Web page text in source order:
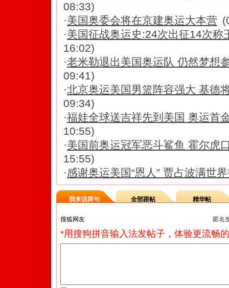
08:33)
·美国奥委会将在京建奥运大本营
·美国征战奥运史:24次出征14次称
16:02)
·老米勒退出美国奥运队 仍然梦想
09:41)
·北京奥运美国男篮阵容强大 基德
09:34)
·福娃全球送吉祥先到美国 奥运首
10:55)
·美国前奥运冠军恶斗鲨鱼 霍尔虎
15:55)
·感谢奥运美国“恩人” 贾占波满世
我来说两句 全部跟帖 精华帖
匿名
*用搜狗拼音输入法发帖子，体验更流畅